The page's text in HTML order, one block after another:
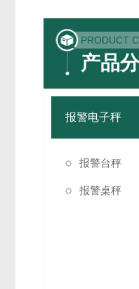
PRODUCT
产品
报警电子秤
报警台秤
报警桌秤